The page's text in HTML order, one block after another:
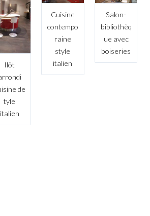
Ilôt
de
tyle
italien
Cuisine
contempo
raine
style
italien
Salon-
bibliothèq
ue avec
boiseries